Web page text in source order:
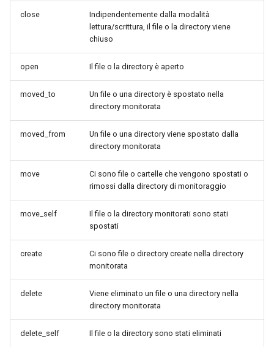
close
Indipendentemente dalla modalità
lettura/scrittura, il file o la directory viene
chiuso
open Il file o la directory è aperto
moved_to
Un file o una directory è spostato nella
directory monitorata
moved_from
Un file o una directory viene spostato dalla
directory monitorata
move
Ci sono file o cartelle che vengono spostati o
rimossi dalla directory di monitoraggio
move_self
Il file o la directory monitorati sono stati
spostati
create
Ci sono file o directory create nella directory
monitorata
delete
Viene eliminato un file o una directory nella
directory monitorata
delete_self Il file o la directory sono stati eliminati